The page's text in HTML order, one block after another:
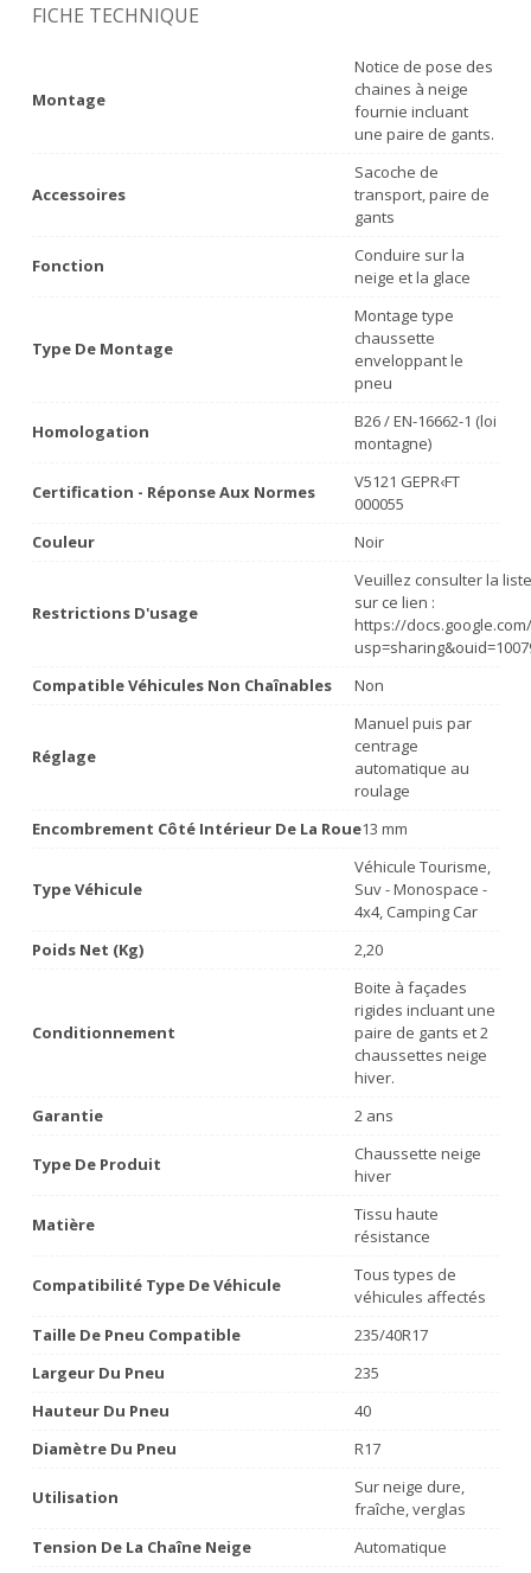
FICHE TECHNIQUE
Montage
Notice de pose des
chaines à neige
fournie incluant
une paire de gants.
Accessoires
Sacoche de
transport, paire de
gants
Fonction
Conduire sur la
neige et la glace
Type De Montage
Montage type
chaussette
enveloppant le
pneu
Homologation
B26 / EN-16662-1 (loi
montagne)
Certification - Réponse Aux Normes
V5121 GEPR‹FT
000055
Couleur
Noir
Restrictions D'usage
Veuillez consulter la
sur ce lien :
https://
Compatible Véhicules Non Chaînables
Non
Réglage
Manuel puis par
centrage
automatique au
roulage
Encombrement Côté Intérieur De La Roue13 mm
Type Véhicule
Véhicule Tourisme,
Suv - Monospace -
4x4, Camping Car
Poids Net (Kg)
2,20
Conditionnement
Boite à façades
rigides incluant une
paire de gants et 2
chaussettes neige
hiver.
Garantie
2 ans
Type De Produit
Chaussette neige
hiver
Matière
Tissu haute
résistance
Compatibilité Type De Véhicule
Tous types de
véhicules affectés
Taille De Pneu Compatible
235/40R17
Largeur Du Pneu
235
Hauteur Du Pneu
40
Diamètre Du Pneu
R17
Utilisation
Sur neige dure,
fraîche, verglas
Tension De La Chaîne Neige
Automatique